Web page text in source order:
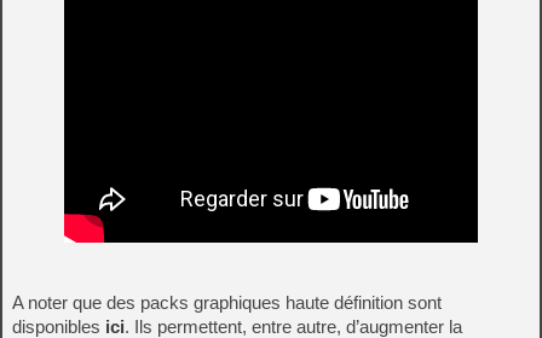
A noter que des packs graphiques haute définition sont
disponibles ici. Ils permettent, entre autre, d’augmenter la